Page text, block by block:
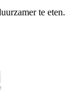
te eten.